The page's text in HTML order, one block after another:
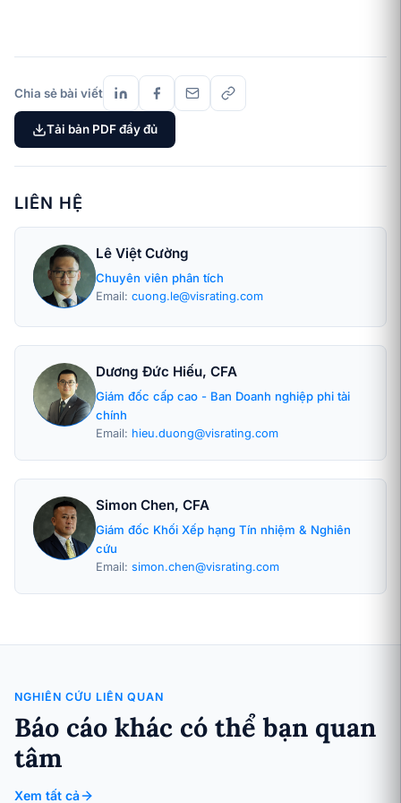
Chia sẻ bài viết
Tải bản PDF đầy đủ
LIÊN HỆ
Lê Việt Cường
Chuyên viên phân tích
Email: cuong.le@visrating.com
Dương Đức Hiếu, CFA
Giám đốc cấp cao - Ban Doanh nghiệp phi tài
chính
Email: hieu.duong@visrating.com
Simon Chen, CFA
Giám đốc Khối Xếp hạng Tín nhiệm & Nghiên
cứu
Email: simon.chen@visrating.com
NGHIÊN CỨU LIÊN QUAN
Báo cáo khác có thể bạn quan
tâm
Xem tất cả